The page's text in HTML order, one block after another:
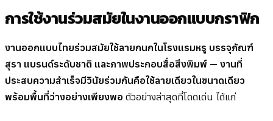
การใช้งานร่วมสมัยในงานออกแบบกราฟิก
งานออกแบบไทยร่วมสมัยใช้ลายกนกในโรงแรมหรู บรรจุภัณฑ์
สุรา แบรนด์ระดับชาติ และภาพประกอบสื่อสิ่งพิมพ์ — งานที่
ประสบความสำเร็จมีวินัยร่วมกันคือใช้ลายเดียวในขนาดเดียว
พร้อมพื้นที่ว่างอย่างเพียงพอ ตัวอย่างล่าสุดที่โดดเด่น ได้แก่